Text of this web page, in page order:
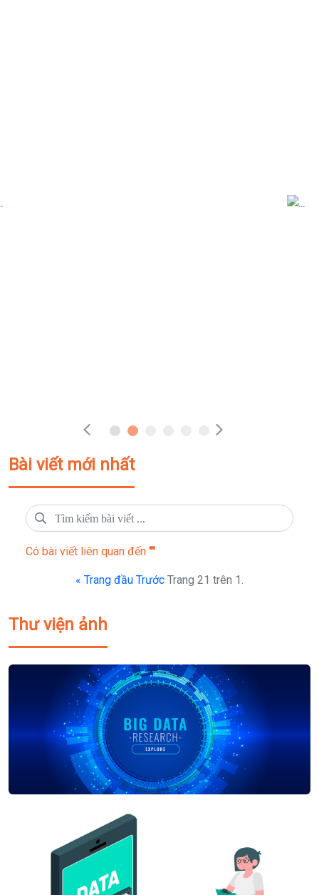
Bài viết mới nhất
Có bài viết liên quan đến ""
« Trang đầu Trước Trang 21 trên 1.
Thư viện ảnh